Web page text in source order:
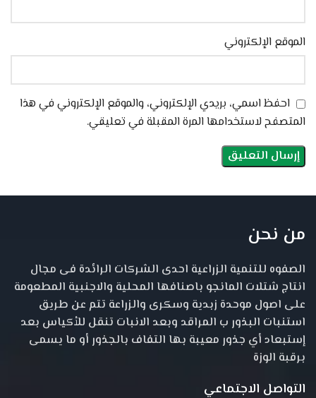
الموقع الإلكتروني
احفظ اسمي، بريدي الإلكتروني، والموقع الإلكتروني في هذا
المتصفح لاستخدامها المرة المقبلة في تعليقي.
من نحن
الصفوه للتنمية الزراعية احدى الشركات الرائدة فى مجال
انتاج شتلات المانجو باصنافها المحلية والاجنبية المطعومة
على اصول موحدة زبدية وسكرى والزراعة تتم عن طريق
استنبات البذور ب المراقد وبعد الانبات تنقل للأكياس بعد
إستبعاد أي جذور معيبة بها التفاف بالجذور أو ما يسمى
برقبة الوزة
التواصل الاجتماعي